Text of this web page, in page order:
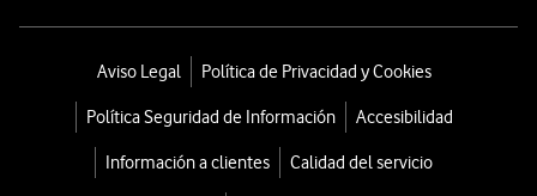
Aviso Legal Política de Privacidad y Cookies
Política Seguridad de Información Accesibilidad
Información a clientes Calidad del servicio